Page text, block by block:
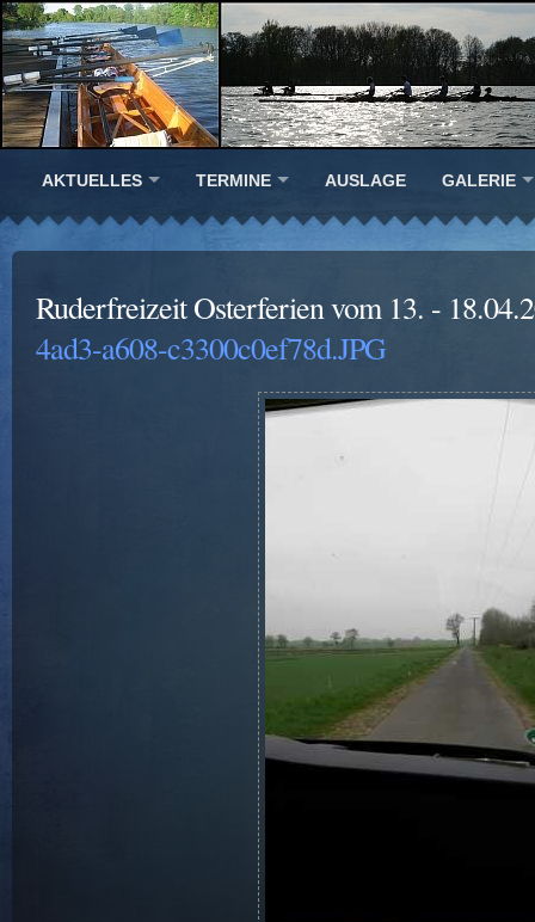
AKTUELLES TERMINE AUSLAGE GALERIE
Ruderfreizeit Osterferien vom 13. -
4ad3-a608-c3300c0ef78d.JPG